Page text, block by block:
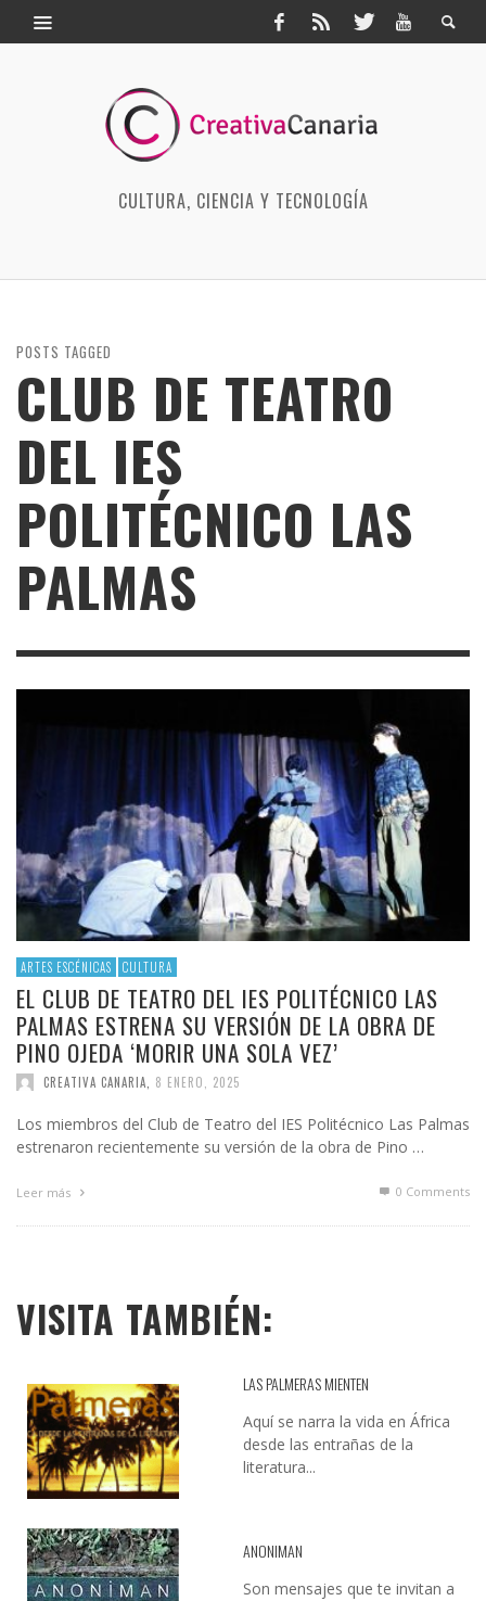
CULTURA, CIENCIA Y TECNOLOGÍA
POSTS TAGGED
CLUB DE TEATRO
DEL IES
POLITÉCNICO LAS
PALMAS
ARTES ESCÉNICAS CULTURA
EL CLUB DE TEATRO DEL IES POLITÉCNICO LAS
PALMAS ESTRENA SU VERSIÓN DE LA OBRA DE
PINO OJEDA ‘MORIR UNA SOLA VEZ’
CREATIVA CANARIA 8 ENERO, 2025
Los miembros del Club de Teatro del IES Politécnico Las Palmas
estrenaron recientemente su versión de la obra de Pino …
Leer más 0 Comments
VISITA TAMBIÉN:
LAS PALMERAS MIENTEN
Aquí se narra la vida en África
desde las entrañas de la
literatura...
ANONIMAN
Son mensajes que te invitan a